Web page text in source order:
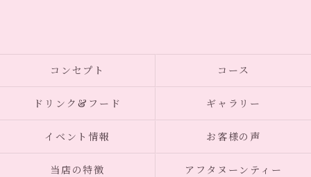
コンセプト コース
ドリンク&フード ギャラリー
イベント情報 お客様の声
当店の特徴 アフタヌーンティー